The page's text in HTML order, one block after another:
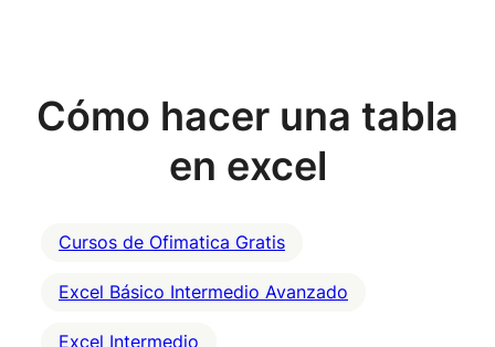
Cómo hacer una tabla
en excel
Cursos de Ofimatica Gratis
Excel Básico Intermedio Avanzado
Excel Intermedio